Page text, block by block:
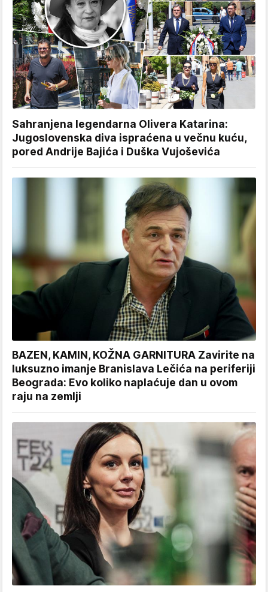
Sahranjena legendarna Olivera Katarina:
Jugoslovenska diva ispraćena u večnu kuću,
pored Andrije Bajića i Duška Vujoševića
BAZEN, KAMIN, KOŽNA GARNITURA Zavirite na
luksuzno imanje Branislava Lečića na periferiji
Beograda: Evo koliko naplaćuje dan u ovom
raju na zemlji